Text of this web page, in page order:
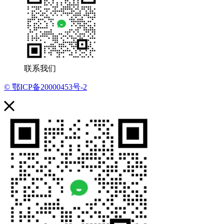
联系我们
© 鄂ICP备20000453号-2